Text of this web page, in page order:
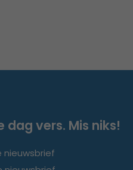
dag vers. Mis niks!
nieuwsbrief